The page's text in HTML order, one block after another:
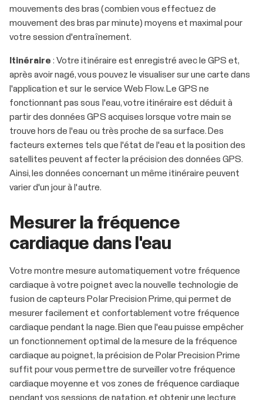
mouvements des bras (combien vous effectuez de
mouvement des bras par minute) moyens et maximal pour
votre session d'entraînement.
Itinéraire : Votre itinéraire est enregistré avec le GPS et,
après avoir nagé, vous pouvez le visualiser sur une carte dans
l'application et sur le service Web Flow. Le GPS ne
fonctionnant pas sous l'eau, votre itinéraire est déduit à
partir des données GPS acquises lorsque votre main se
trouve hors de l'eau ou très proche de sa surface. Des
facteurs externes tels que l'état de l'eau et la position des
satellites peuvent affecter la précision des données GPS.
Ainsi, les données concernant un même itinéraire peuvent
varier d'un jour à l'autre.
Mesurer la fréquence
cardiaque dans l'eau
Votre montre mesure automatiquement votre fréquence
cardiaque à votre poignet avec la nouvelle technologie de
fusion de capteurs Polar Precision Prime, qui permet de
mesurer facilement et confortablement votre fréquence
cardiaque pendant la nage. Bien que l'eau puisse empêcher
un fonctionnement optimal de la mesure de la fréquence
cardiaque au poignet, la précision de Polar Precision Prime
suffit pour vous permettre de surveiller votre fréquence
cardiaque moyenne et vos zones de fréquence cardiaque
pendant vos sessions de natation, et obtenir une lecture